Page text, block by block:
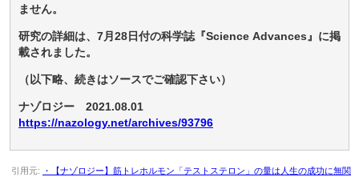
ません。
研究の詳細は、7月28日付の科学誌『Science Advances』に掲
載されました。
（以下略、続きはソースでご確認下さい）
ナゾロジー 2021.08.01
https://nazology.net/archives/93796
引用元: ・【ナゾロジー】筋トレホルモン「テストステロン」の量は人生の成功に無関